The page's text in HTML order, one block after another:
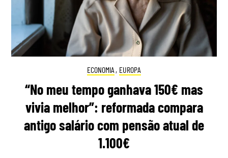
ECONOMIA , EUROPA
“No meu tempo ganhava 150€ mas
vivia melhor”: reformada compara
antigo salário com pensão atual de
1.100€